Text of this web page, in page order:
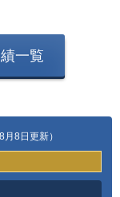
一覧
月8日更新）